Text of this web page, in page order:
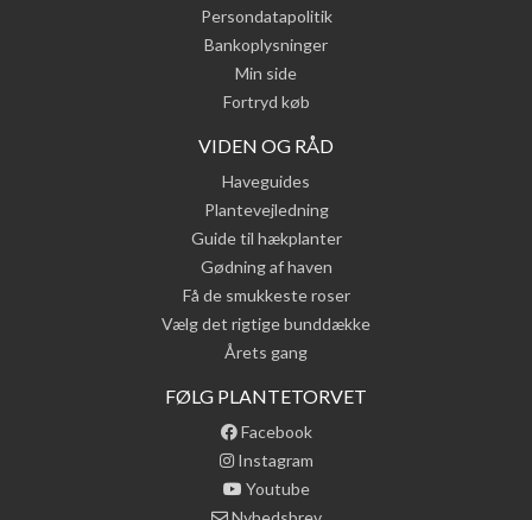
Persondatapolitik
Bankoplysninger
Min side
Fortryd køb
VIDEN OG RÅD
Haveguides
Plantevejledning
Guide til hækplanter
Gødning af haven
Få de smukkeste roser
Vælg det rigtige bunddække
Årets gang
FØLG PLANTETORVET
Facebook
Instagram
Youtube